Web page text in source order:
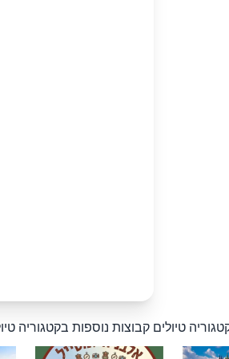
טיולים קבוצות נוספות בקטגוריה